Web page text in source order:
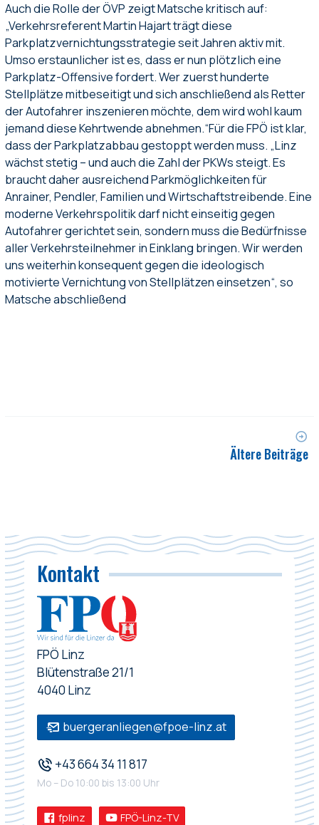
Auch die Rolle der ÖVP zeigt Matsche kritisch auf:
„Verkehrsreferent Martin Hajart trägt diese
Parkplatzvernichtungsstrategie seit Jahren aktiv mit.
Umso erstaunlicher ist es, dass er nun plötzlich eine
Parkplatz-Offensive fordert. Wer zuerst hunderte
Stellplätze mitbeseitigt und sich anschließend als Retter
der Autofahrer inszenieren möchte, dem wird wohl kaum
jemand diese Kehrtwende abnehmen.“Für die FPÖ ist klar,
dass der Parkplatzabbau gestoppt werden muss. „Linz
wächst stetig – und auch die Zahl der PKWs steigt. Es
braucht daher ausreichend Parkmöglichkeiten für
Anrainer, Pendler, Familien und Wirtschaftstreibende. Eine
moderne Verkehrspolitik darf nicht einseitig gegen
Autofahrer gerichtet sein, sondern muss die Bedürfnisse
aller Verkehrsteilnehmer in Einklang bringen. Wir werden
uns weiterhin konsequent gegen die ideologisch
motivierte Vernichtung von Stellplätzen einsetzen“, so
Matsche abschließend
Ältere Beiträge
Kontakt
FPÖ Linz
Blütenstraße 21/1
4040 Linz
buergeranliegen@fpoe-linz.at
+43 664 34 11 817
Mo – Do 10:00 bis 13:00 Uhr
fplinz FPÖ-Linz-TV